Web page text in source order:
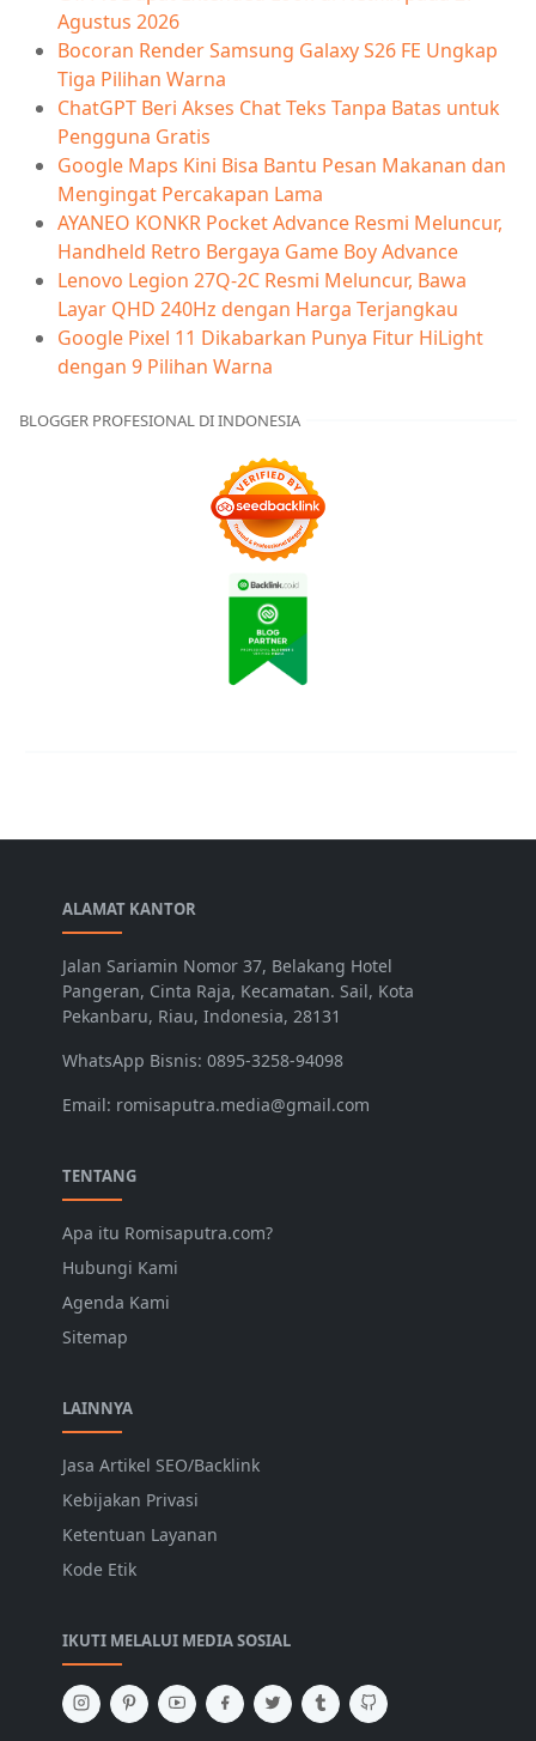
Agustus 2026
Bocoran Render Samsung Galaxy S26 FE Ungkap
Tiga Pilihan Warna
ChatGPT Beri Akses Chat Teks Tanpa Batas untuk
Pengguna Gratis
Google Maps Kini Bisa Bantu Pesan Makanan dan
Mengingat Percakapan Lama
AYANEO KONKR Pocket Advance Resmi Meluncur,
Handheld Retro Bergaya Game Boy Advance
Lenovo Legion 27Q-2C Resmi Meluncur, Bawa
Layar QHD 240Hz dengan Harga Terjangkau
Google Pixel 11 Dikabarkan Punya Fitur HiLight
dengan 9 Pilihan Warna
BLOGGER PROFESIONAL DI INDONESIA
ALAMAT KANTOR
Jalan Sariamin Nomor 37, Belakang Hotel
Pangeran, Cinta Raja, Kecamatan. Sail, Kota
Pekanbaru, Riau, Indonesia, 28131
WhatsApp Bisnis: 0895-3258-94098
Email: romisaputra.media@gmail.com
TENTANG
Apa itu Romisaputra.com?
Hubungi Kami
Agenda Kami
Sitemap
LAINNYA
Jasa Artikel SEO/Backlink
Kebijakan Privasi
Ketentuan Layanan
Kode Etik
IKUTI MELALUI MEDIA SOSIAL